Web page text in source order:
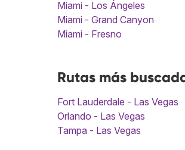
Miami - Los Ángeles
Miami - Grand Canyon
Miami - Fresno
Rutas más
Fort Lauderdale - Las Vegas
Orlando - Las Vegas
Tampa - Las Vegas